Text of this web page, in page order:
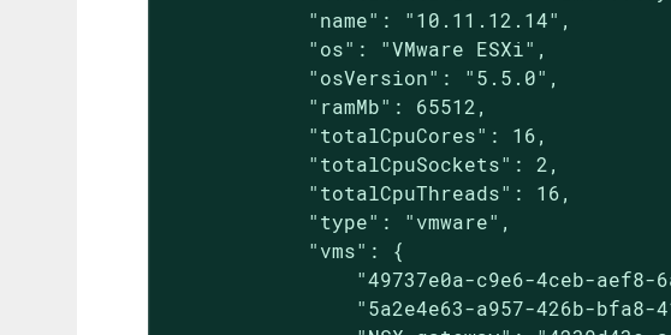
            "name": "10.11.12.14",
            "os": "VMware ESXi",
            "osVersion": "5.5.0",
            "ramMb": 65512,
            "totalCpuCores": 16,
            "totalCpuSockets": 2,
            "totalCpuThreads": 16,
            "type": "vmware",
            "vms": {
"49737e0a-c9e6-4ceb-aef8-
"5a2e4e63-a957-426b-bfa8-